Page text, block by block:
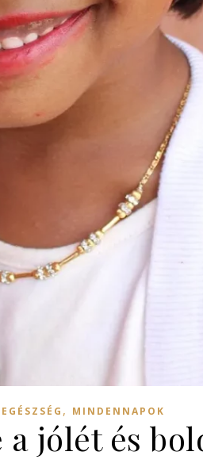
EGÉSZSÉG , MINDENNAPOK
jólét és